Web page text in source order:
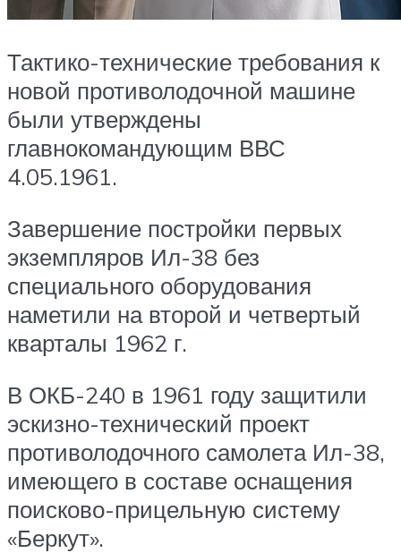
Тактико-технические требования к
новой противолодочной машине
были утверждены
главнокомандующим ВВС
4.05.1961.
Завершение постройки первых
экземпляров Ил-38 без
специального оборудования
наметили на второй и четвертый
кварталы 1962 г.
В ОКБ-240 в 1961 году защитили
эскизно-технический проект
противолодочного самолета Ил-38,
имеющего в составе оснащения
поисково-прицельную систему
«Беркут».